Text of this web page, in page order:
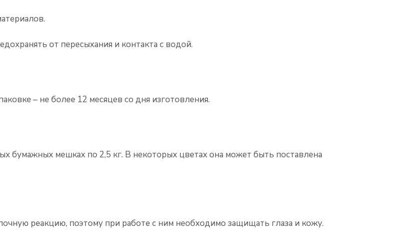
от пересыхания и контакта с водой.
– не более 12 месяцев со дня изготовления.
бумажных мешках по 2,5 кг. В некоторых цветах она может быть поставлена
реакцию, поэтому при работе с ним необходимо защищать глаза и кожу.